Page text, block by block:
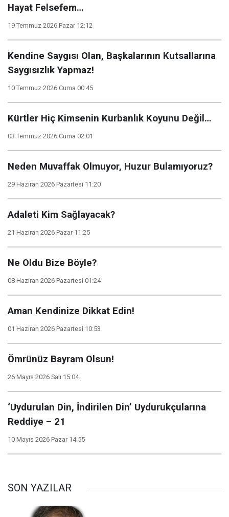
Hayat Felsefem…
19 Temmuz 2026 Pazar 12:12
Kendine Saygısı Olan, Başkalarının Kutsallarına
Saygısızlık Yapmaz!
10 Temmuz 2026 Cuma 00:45
Kürtler Hiç Kimsenin Kurbanlık Koyunu Değil…
03 Temmuz 2026 Cuma 02:01
Neden Muvaffak Olmuyor, Huzur Bulamıyoruz?
29 Haziran 2026 Pazartesi 11:20
Adaleti Kim Sağlayacak?
21 Haziran 2026 Pazar 11:25
Ne Oldu Bize Böyle?
08 Haziran 2026 Pazartesi 01:24
Aman Kendinize Dikkat Edin!
01 Haziran 2026 Pazartesi 10:53
Ömrünüz Bayram Olsun!
26 Mayıs 2026 Salı 15:04
‘Uydurulan Din, İndirilen Din’ Uydurukçularına
Reddiye – 21
10 Mayıs 2026 Pazar 14:55
SON YAZILAR